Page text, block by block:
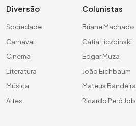
Diversão
Sociedade
Carnaval
Cinema
Literatura
Música
Artes
Colunistas
Briane Machado
Cátia Liczbinski
Edgar Muza
João Eichbaum
Mateus Bandeira
Ricardo Peró Job